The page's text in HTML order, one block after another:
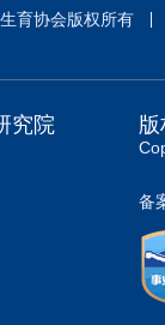
育协会版权所有
究院
备